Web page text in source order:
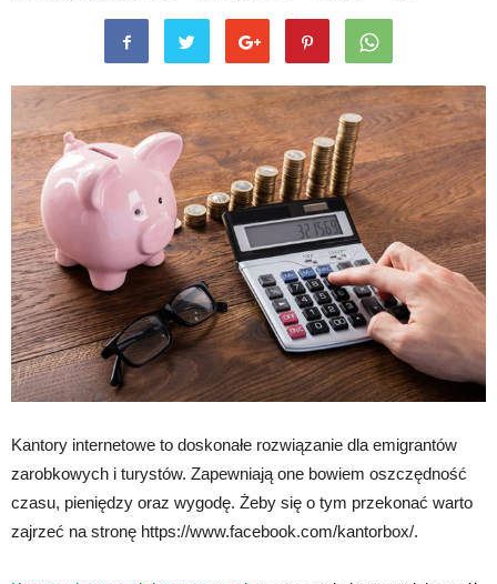
Kantory internetowe to doskonałe rozwiązanie dla emigrantów
zarobkowych i turystów. Zapewniają one bowiem oszczędność
czasu, pieniędzy oraz wygodę. Żeby się o tym przekonać warto
zajrzeć na stronę https://www.facebook.com/kantorbox/.